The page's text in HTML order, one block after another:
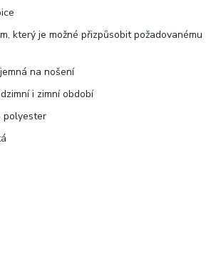
který je možné přizpůsobit požadovanému
na nošení
i zimní období
polyester